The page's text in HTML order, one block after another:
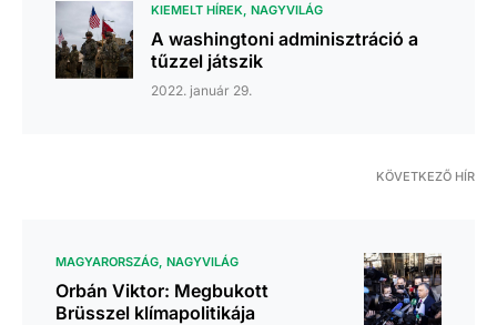
KIEMELT HÍREK NAGYVILÁG
A washingtoni adminisztráció a
tűzzel játszik
2022. január 29.
KÖVETKEZŐ HÍR
MAGYARORSZÁG NAGYVILÁG
Orbán Viktor: Megbukott
Brüsszel klímapolitikája